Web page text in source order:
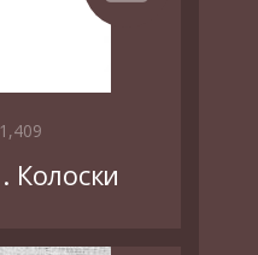
1,409
Колоски